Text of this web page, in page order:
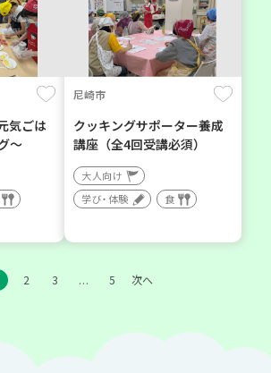
気ごは
～
尼崎市
クッキングサポーター養成
講座（全4回受講必須）
大人向け
学び・体験
食
2 3 … 5 次へ